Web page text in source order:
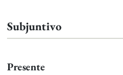
Subjuntivo
Presente